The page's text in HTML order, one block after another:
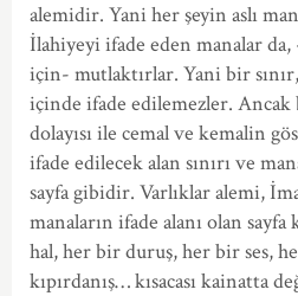
alemidir. Yani her şeyin aslı
İlahiyeyi ifade eden manalar
için- mutlaktırlar. Yani bir
içinde ifade edilemezler. Ancak
dolayısı ile cemal ve kemalin
ifade edilecek alan sınırı ve
sayfa gibidir. Varlıklar alemi,
manaların ifade alanı olan
hal, her bir duruş, her bir ses,
kıpırdanış… kısacası kainatta